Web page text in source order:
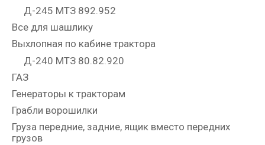
Д-245 МТЗ 892.952
Все для шашлику
Выхлопная по кабине трактора
Д-240 МТЗ 80.82.920
ГАЗ
Генераторы к тракторам
Грабли ворошилки
Груза передние, задние, ящик вместо передних
грузов